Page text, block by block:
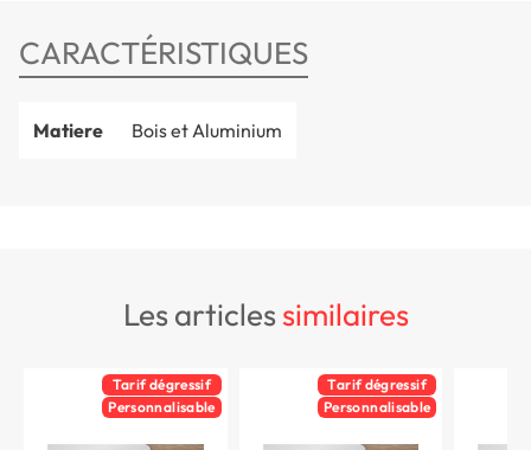
CARACTÉRISTIQUES
Matiere Bois et Aluminium
les articlessimilaires
Tarif dégressif
Personnalisable
Tarif dégressif
Personnalisable